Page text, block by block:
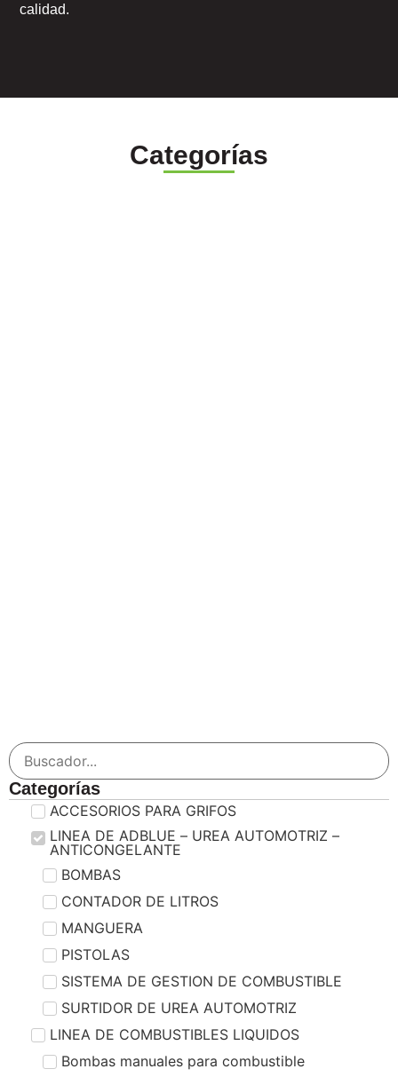
calidad.
Categorías
Categorías
ACCESORIOS PARA GRIFOS
LINEA DE ADBLUE – UREA AUTOMOTRIZ –
ANTICONGELANTE
BOMBAS
CONTADOR DE LITROS
MANGUERA
PISTOLAS
SISTEMA DE GESTION DE COMBUSTIBLE
SURTIDOR DE UREA AUTOMOTRIZ
LINEA DE COMBUSTIBLES LIQUIDOS
Bombas manuales para combustible